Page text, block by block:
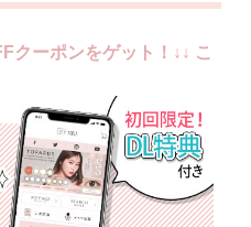
クーポンをゲット！↓↓ こ